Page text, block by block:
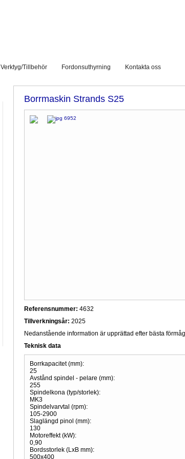
Verktyg/Tillbehör Fordonsuthyrning Kontakta oss
Borrmaskin Strands S25
Referensnummer: 4632
Tillverkningsår: 2025
Nedanstående information är upprättad efter bästa
Teknisk data
Borrkapacitet (mm):
25
Avstånd spindel - pelare (mm):
255
Spindelkona (typ/storlek):
MK3
Spindelvarvtal (rpm):
105-2900
Slaglängd pinol (mm):
130
Motoreffekt (kW):
0,90
Bordsstorlek (LxB mm):
500x400